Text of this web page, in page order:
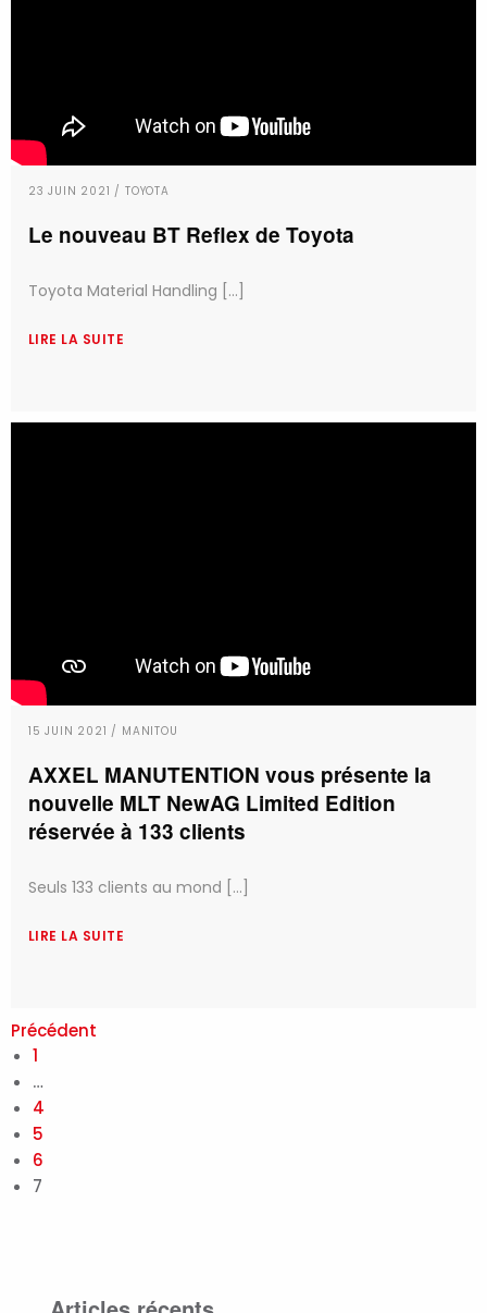
23 JUIN 2021 / TOYOTA
Le nouveau BT Reflex de Toyota
Toyota Material Handling [...]
LIRE LA SUITE
15 JUIN 2021 / MANITOU
AXXEL MANUTENTION vous présente la
nouvelle MLT NewAG Limited Edition
réservée à 133 clients
Seuls 133 clients au mond [...]
LIRE LA SUITE
Précédent
1
…
4
5
6
7